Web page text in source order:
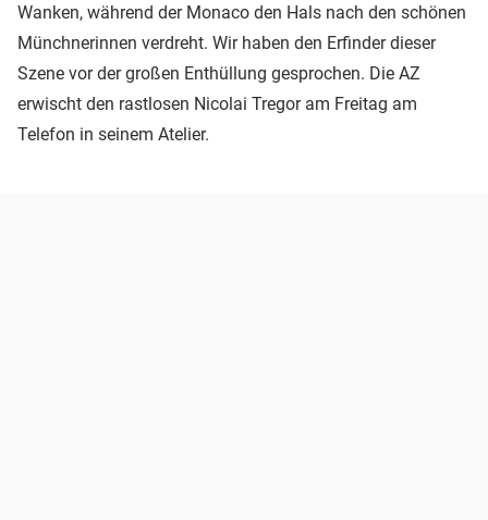
Wanken, während der Monaco den Hals nach den schönen
Münchnerinnen verdreht. Wir haben den Erfinder dieser
Szene vor der großen Enthüllung gesprochen. Die AZ
erwischt den rastlosen Nicolai Tregor am Freitag am
Telefon in seinem Atelier.